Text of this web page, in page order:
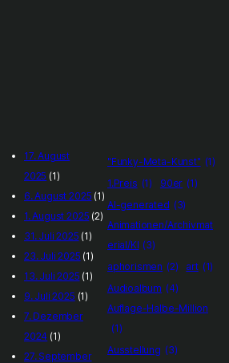
17. August
2025 (1)
6. August 2025 (1)
1. August 2025 (2)
31. Juli 2025 (1)
23. Juli 2025 (1)
13. Juli 2025 (1)
9. Juli 2025 (1)
7. Dezember
2024 (1)
27. September
"Funky-Meta-Kunst" (1)
1.Preis (1) 90er (1)
AI-generated (3)
Animationen/Archivmat
erial/KI (3)
aphorismen (2) art (1)
Audioalbum (4)
Auflage-Halbe-Million
(1)
Ausstellung (3)